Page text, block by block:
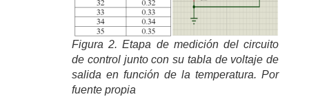
Figura 2. Etapa de medición del circuito
de control junto con su tabla de voltaje de
salida en función de la temperatura. Por
fuente propia